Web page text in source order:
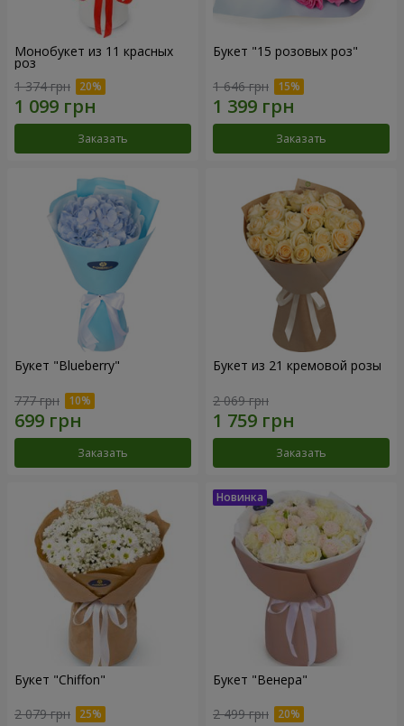
Монобукет из 11 красных
роз
1 374 грн
Заказать
Букет "15 розовых роз"
1 646 грн
Заказать
Букет "Blueberry"
777 грн
Заказать
Букет из 21 кремовой розы
2 069 грн
Заказать
Букет "Chiffon"
2 079 грн
Букет "Венера"
2 499 грн